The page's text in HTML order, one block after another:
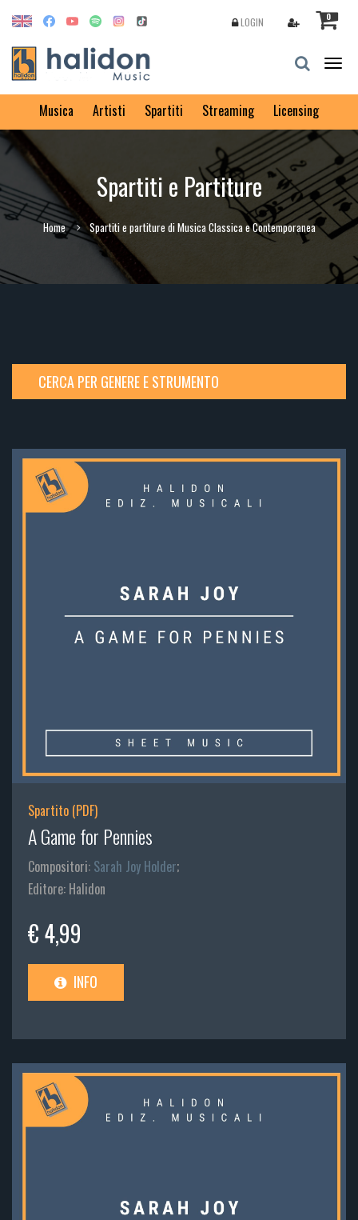
0
LOGIN
Musica Artisti Spartiti Streaming Licensing
Spartiti e Partiture
Home Spartiti e partiture di Musica Classica e Contemporanea
CERCA PER GENERE E STRUMENTO
Spartito (PDF)
A Game for Pennies
Compositori: Sarah Joy Holder;
Editore: Halidon
€ 4,99
INFO